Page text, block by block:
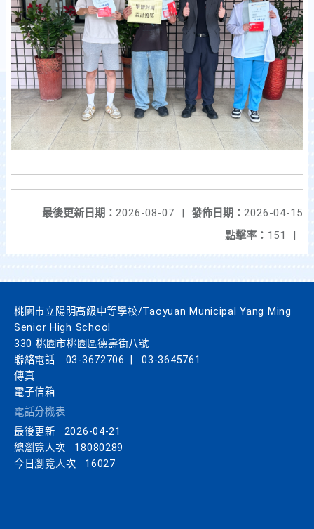
發佈日期： 2026-04-15
最後更新日期： 2026-08-07
|
點擊率： 151 |
桃園市立陽明高級中等學校/Taoyuan Municipal Yang Ming
Senior High School
330 桃園市桃園區德壽街八號
聯絡電話
03-3672706
03-3645761
傳真
電子信箱
電話分機表
最後更新
2026-04-21
總瀏覽人次
18080289
今日瀏覽人次
16027